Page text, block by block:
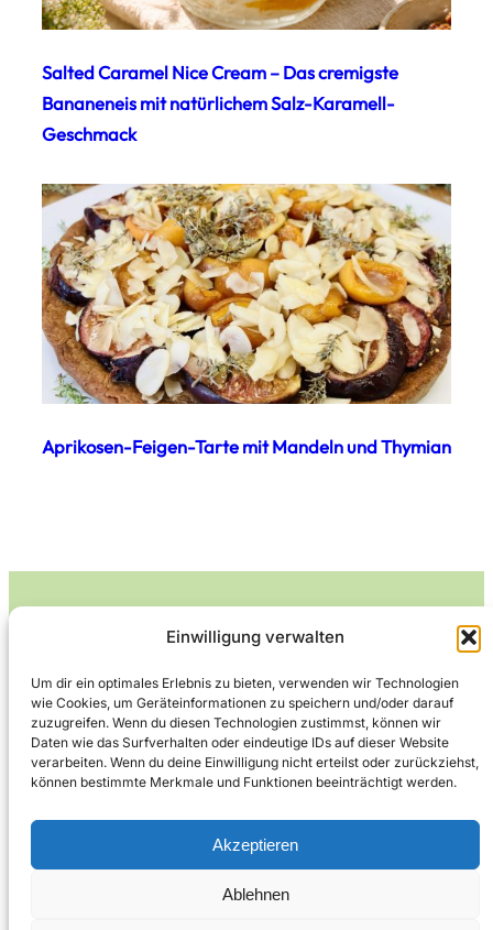
Einwilligung verwalten
Um dir ein optimales Erlebnis zu bieten, verwenden wir Technologien
wie Cookies, um Geräteinformationen zu speichern und/oder darauf
zuzugreifen. Wenn du diesen Technologien zustimmst, können wir
Daten wie das Surfverhalten oder eindeutige IDs auf dieser Website
verarbeiten. Wenn du deine Einwilligung nicht erteilst oder zurückziehst,
können bestimmte Merkmale und Funktionen beeinträchtigt werden.
Akzeptieren
Ablehnen
Salted Caramel Nice Cream – Das cremigste
Bananeneis mit natürlichem Salz-Karamell-
Geschmack
Aprikosen-Feigen-Tarte mit Mandeln und Thymian
Leckerlife
Lecker essen – gesund leben.
Kontakt